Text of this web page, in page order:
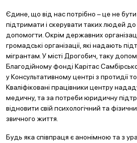
Єдине, що від нас потрібно – це не
підтримати і скерувати таких людей до
допомогти. Окрім державних
громадські організації, які надають
мігрантам. У місті Дрогобич, таку
Благодійному фонді Карітас
у Консультативному центрі з протидії
Кваліфіковані працівники центру
медичну, та за потреби юридичну
відновити свій психологічний та
звичного життя.
Будь яка співпраця є анонімною та з